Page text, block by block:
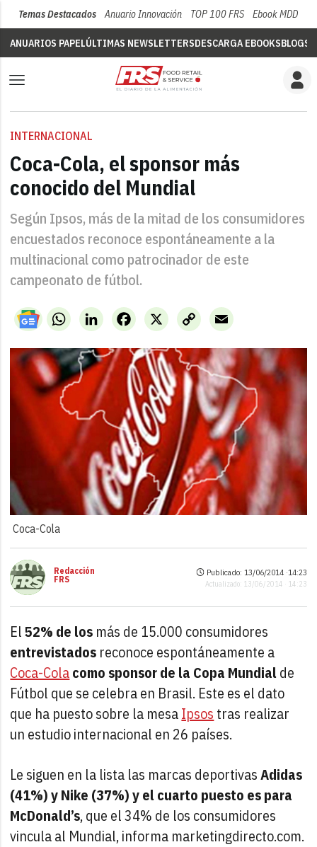
Temas Destacados Anuario Innovación TOP 100 FRS Ebook MDD
ANUARIOS PAPELÚLTIMAS NEWSLETTERSDESCARGA EBOOKSBLOGS
INTERNACIONAL
Coca-Cola, el sponsor más
conocido del Mundial
Según Ipsos, más de la mitad de los consumidores
encuestados reconoce espontáneamente a la
multinacional como patrocinador de este
campeonato de fútbol.
WhatsAppLinkedIn X
Facebook
Copy
Link
Email
Coca-Cola
Redacción
FRS
Publicado: 13/06/2014 ·14:23
Actualizado: 13/06/2014 · 14:23
El52% de los más de 15.000 consumidores
entrevistados reconoce espontáneamente a
Coca-Colacomo sponsor de la Copa Mundialde
Fútbol que se celebra en Brasil. Este es el dato
que ha puesto sobre la mesaIpsos tras realizar
un estudio internacional en 26 países.
Le siguen en la lista las marcas deportivasAdidas
(41%) y Nike (37%) y el cuarto puesto es para
McDonald’s, que el 34% de los consumidores
vincula al Mundial, informa marketingdirecto.com.